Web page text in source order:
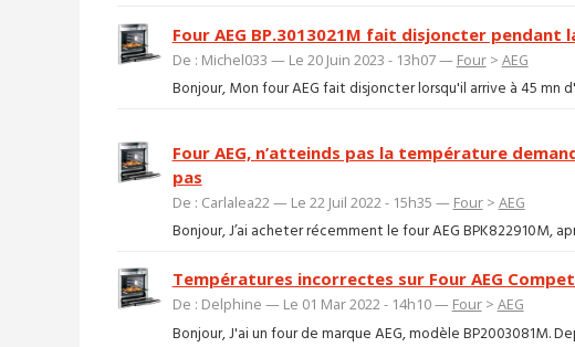
Four AEG BP.3013021M fait disjoncter pendant
De : Michel033 — Le 20 Juin 2023 - 13h07 — Four> AEG
Bonjour, Mon four AEG fait disjoncter lorsqu'il arrive à 45 mn
Four AEG, n’atteinds pas la température
pas
De : Carlalea22 — Le 22 Juil 2022 - 15h35 — Four> AEG
Bonjour, J’ai acheter récemment le four AEG BPK822910M,
Températures incorrectes sur Four AEG
De : Delphine — Le 01 Mar 2022 - 14h10 — Four> AEG
Bonjour, J'ai un four de marque AEG, modèle BP2003081M.